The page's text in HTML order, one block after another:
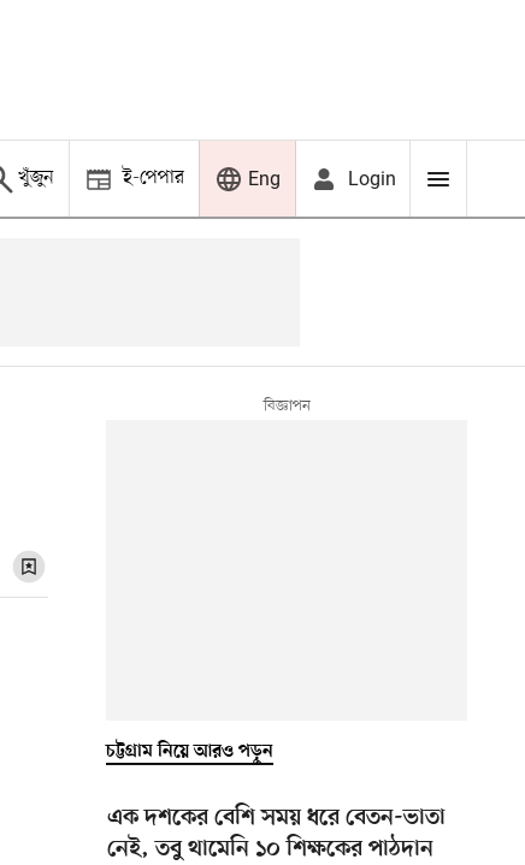
খুঁজুন ই-পেপার Eng Login
চট্টগ্রাম নিয়ে আরও পড়ুন
এক দশকের বেশি সময় ধরে বেতন-ভাতা
নেই, তবু থামেনি ১০ শিক্ষকের পাঠদান